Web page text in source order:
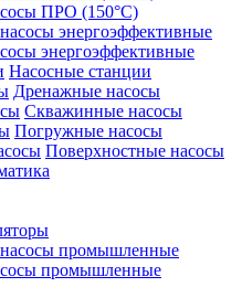
ПРО (150°C)
энергоэффективные
Насосные станции
Дренажные насосы
Скважинные насосы
Погружные насосы
Поверхностные насосы
промышленные